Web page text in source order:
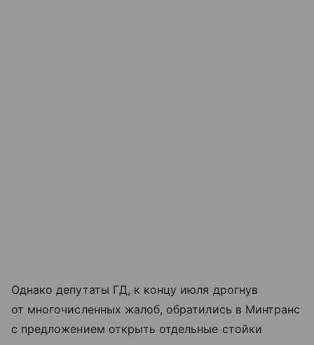
Однако депутаты ГД, к концу июля дрогнув
от многочисленных жалоб, обратились в Минтранс
с предложением открыть отдельные стойки